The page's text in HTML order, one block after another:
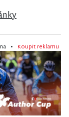
• Koupit reklamu